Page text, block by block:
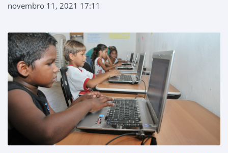
novembro 11, 2021 17:11